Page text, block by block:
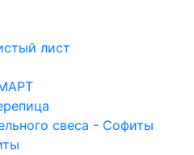
лист
свеса - Софиты